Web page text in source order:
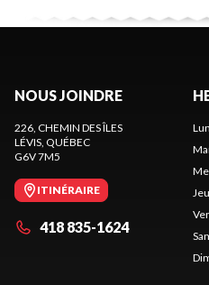
NOUS JOINDRE
226, CHEMIN DES ÎLES
LÉVIS , QUÉBEC
G6V 7M5
ITINÉRAIRE
418 835-1624